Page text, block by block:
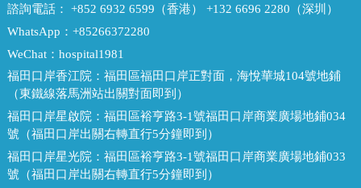
諮詢電話： +852 6932 6599（香港） +132 6696 2280（深圳）
WhatsApp： +85266372280
WeChat： hospital1981
福田口岸香江院： 福田區福田口岸正對面，海悅華城104號地鋪
（東鐵線落馬洲站出關對面即到）
福田口岸星啟院： 福田區裕亨路3-1號福田口岸商業廣場地鋪034
號（福田口岸出關右轉直行5分鐘即到）
福田口岸星光院： 福田區裕亨路3-1號福田口岸商業廣場地鋪033
號（福田口岸出關右轉直行5分鐘即到）